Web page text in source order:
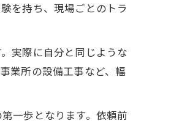
を持ち、現場ごとのトラ
実際に自分と同じような
業所の設備工事など、幅
一歩となります。依頼前